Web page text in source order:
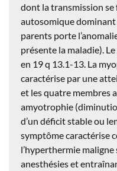
dont la transmission
autosomique dominant
parents porte
présente la maladie).
en 19 q 13.1-13. La
caractérise par une
et les quatre membres
amyotrophie
d’un déficit stable ou
symptôme caractérise
l’hyperthermie
anesthésies et